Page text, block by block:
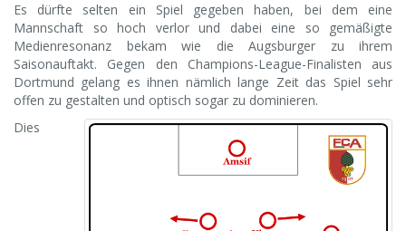
Es dürfte selten ein Spiel gegeben haben, bei dem eine
Mannschaft so hoch verlor und dabei eine so gemäßigte
Medienresonanz bekam wie die Augsburger zu ihrem
Saisonauftakt. Gegen den Champions-League-Finalisten aus
Dortmund gelang es ihnen nämlich lange Zeit das Spiel sehr
offen zu gestalten und optisch sogar zu dominieren.
Dies